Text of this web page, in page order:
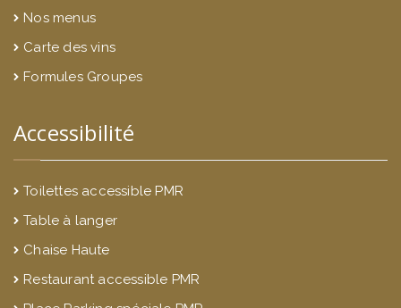
Nos menus
Carte des vins
Formules Groupes
Accessibilité
Toilettes accessible PMR
Table à langer
Chaise Haute
Restaurant accessible PMR